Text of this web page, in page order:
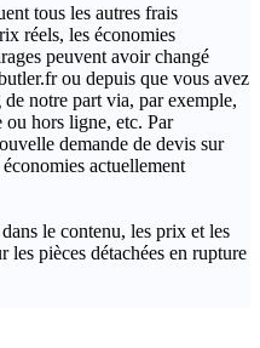
tous les autres frais
réels, les économies
peuvent avoir changé
ou depuis que vous avez
notre part via, par exemple,
ou hors ligne, etc. Par
demande de devis sur
actuellement
le contenu, les prix et les
pièces détachées en rupture